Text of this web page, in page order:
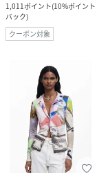
1,011ポイント(10%ポイント
バック)
クーポン対象